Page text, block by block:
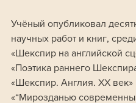
Учёный опубликовал
научных работ и книг,
«Шекспир на английской
«Поэтика раннего
«Шекспир. Англия. XX век»
«“Мирозданью